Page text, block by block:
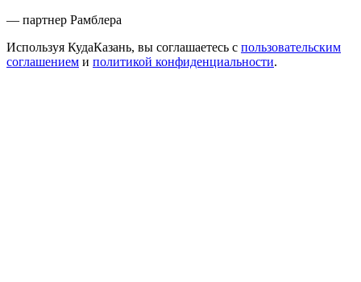
— партнер Рамблера
Используя КудаКазань, вы соглашаетесь с пользовательским
соглашением и политикой конфиденциальности.